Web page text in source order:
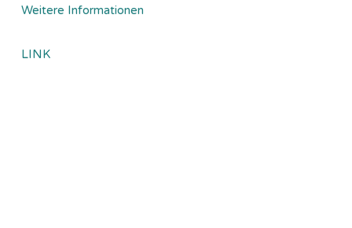
Weitere Informationen
LINK